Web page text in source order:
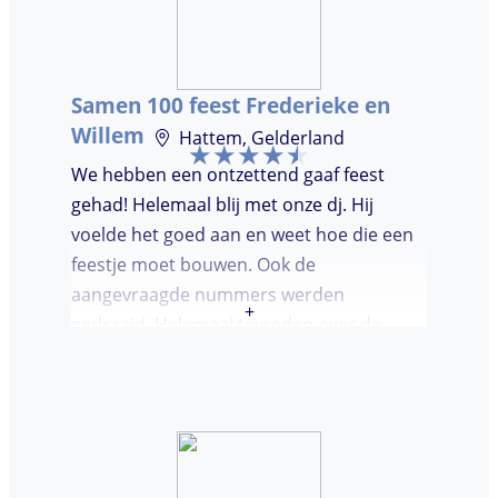
Samen 100 feest Frederieke en
Willem
Hattem, Gelderland
We hebben een ontzettend gaaf feest
gehad! Helemaal blij met onze dj. Hij
voelde het goed aan en weet hoe die een
feestje moet bouwen. Ook de
aangevraagde nummers werden
gedraaid. Helemaal tevreden over de
+